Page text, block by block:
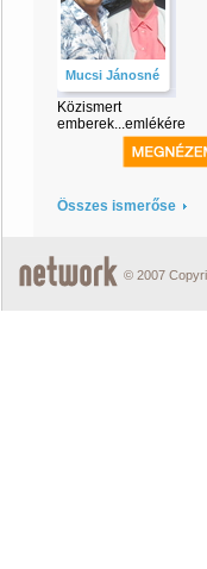
Mucsi Jánosné
Közismert
emberek...emlékére
Összes ismerőse
© 2007